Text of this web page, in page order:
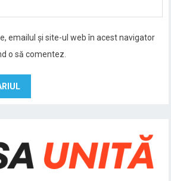
emailul și site-ul web în acest navigator
o să comentez.